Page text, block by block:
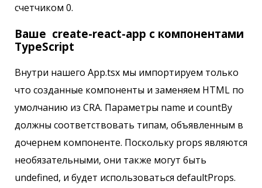
счетчиком 0.
Ваше create-react-app с компонентами
TypeScript
Внутри нашего App.tsx мы импортируем только
что созданные компоненты и заменяем HTML по
умолчанию из CRA. Параметры name и countBy
должны соответствовать типам, объявленным в
дочернем компоненте. Поскольку props являются
необязательными, они также могут быть
undefined, и будет использоваться defaultProps.